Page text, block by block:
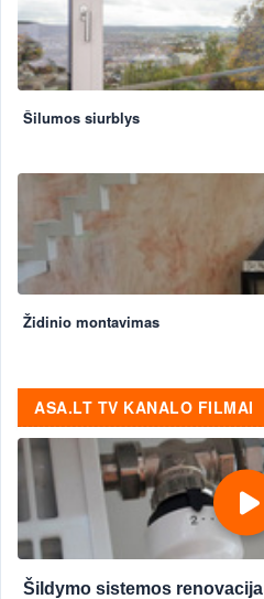
Šilumos siurblys
Židinio montavimas
ASA.LT TV KANALO FILMAI
Šildymo sistemos renovacija